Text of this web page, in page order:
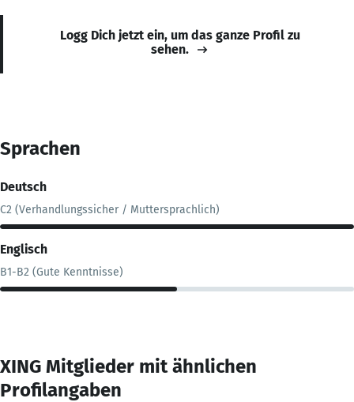
Logg Dich jetzt ein, um das ganze Profil zu
sehen.
Sprachen
Deutsch
C2 (Verhandlungssicher / Muttersprachlich)
Englisch
B1-B2 (Gute Kenntnisse)
XING Mitglieder mit ähnlichen
Profilangaben